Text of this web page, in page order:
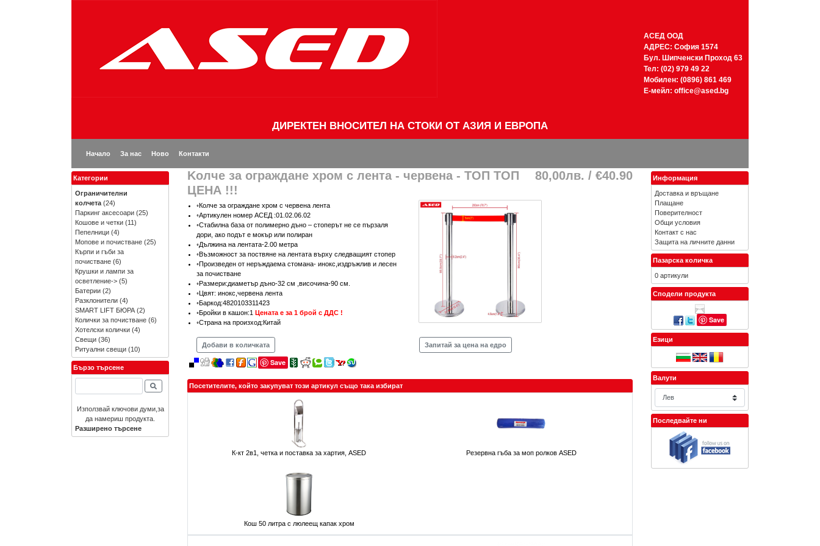
АСЕД ООД
АДРЕС: София 1574
Бул. Шипченски Проход 63
Тел: (02) 979 49 22
Мобилен: (0896) 861 469
Е-мейл: office@ased.bg
ДИРЕКТЕН ВНОСИТЕЛ НА СТОКИ ОТ АЗИЯ И ЕВРОПА
Начало За нас Ново Контакти
80,00лв. / €40.90
Kолче за ограждане хром с лента - червена - ТОП ТОП
ЦЕНА !!!
◦Колче за ограждане хром с червена лента
◦Артикулен номер АСЕД :01.02.06.02
◦Стабилна база от полимерно дъно – стоперът не се пързаля
дори, ако подът е мокър или полиран
◦Дължина на лентата-2.00 метра
◦Възможност за поствяне на лентата върху следващият стопер
◦Произведен от неръждаема стомана- инокс,издръжлив и лесен
за почистване
◦Размери:диаметър дъно-32 см ,височина-90 см.
◦Цвят: инокс,червена лента
◦Баркод:4820103311423
◦Бройки в кашон:1 Цената е за 1 брой с ДДС !
◦Страна на произход:Китай
Добави в количката Запитай за цена на едро
Save
Посетителите, който закупуват този артикул също така избират
К-кт 2в1, четка и поставка за хартия, ASED Резервна гъба за моп ролков ASED
Кош 50 литра с люлеещ капак хром
Категории
Ограничителни
колчета (24)
Паркинг аксесоари (25)
Кошове и четки (11)
Пепелници (4)
Мопове и почистване (25)
Кърпи и гъби за
почистване (6)
Крушки и лампи за
осветление-> (5)
Батерии (2)
Разклонители (4)
SMART LIFT БЮРА (2)
Колички за почистване (6)
Хотелски колички (4)
Свещи (36)
Ритуални свещи (10)
Бързо търсене
Използвай ключови думи,за
да намериш продукта.
Разширено търсене
Информация
Доставка и връщане
Плащане
Поверителност
Общи условия
Контакт с нас
Защита на личните данни
Пазарска количка
0 артикули
Сподели продукта
Save
Езици
Валути
Последвайте ни